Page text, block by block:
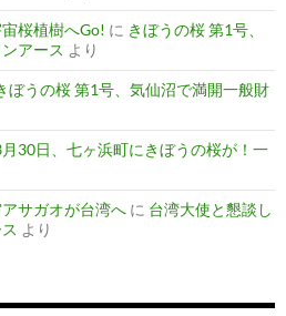
桜植樹へGo! に きぼうの桜 第1号、
アース より
ぼうの桜 第1号、気仙沼で満開一般財
月30日、七ヶ浜町にきぼうの桜が！一
サガオが台湾へ に 台湾大使と懇談し
より